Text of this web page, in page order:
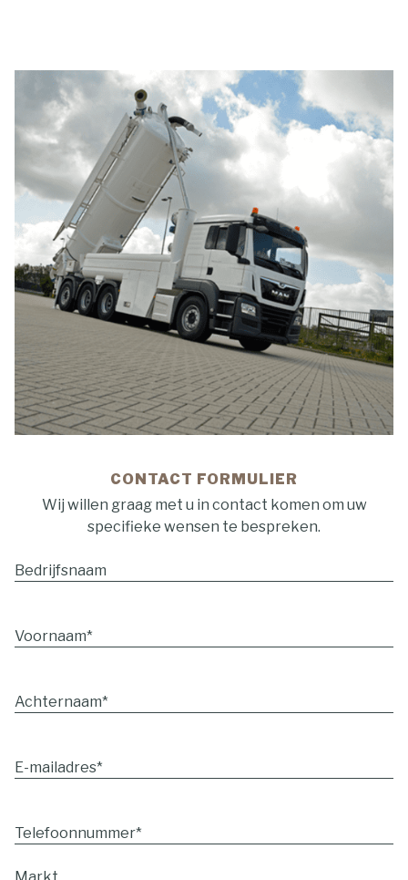
CONTACT FORMULIER
Wij willen graag met u in contact komen om uw
specifieke wensen te bespreken.
Bedrijfsnaam
Voornaam*
Achternaam*
E-mailadres*
Telefoonnummer*